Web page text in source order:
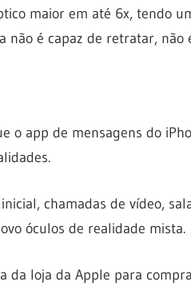
maior em até 6x, tendo
não é capaz de retratar, não
o app de mensagens do
chamadas de vídeo,
óculos de realidade mista.
da loja da Apple para